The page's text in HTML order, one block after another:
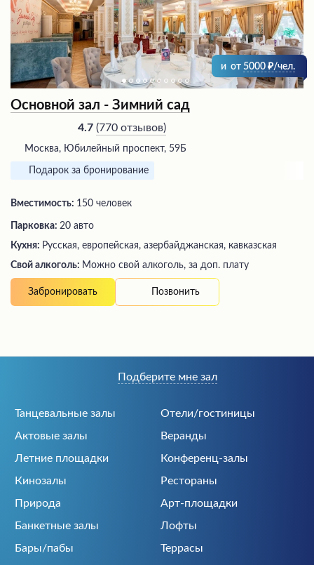
и от 5000 /чел.
Основной зал - Зимний сад
4.7 (770 отзывов)
Москва, Юбилейный проспект, 59Б
Подарок за бронирование
Вместимость: 150 человек
Парковка: 20 авто
Кухня: Русская, европейская, азербайджанская, кавказская
Свой алкоголь: Можно свой алкоголь, за доп. плату
Забронировать Позвонить
Танцевальные залы
Отели/гостиницы
Актовые залы
Веранды
Летние площадки
Конференц-залы
Кинозалы
Рестораны
Природа
Арт-площадки
Банкетные залы
Лофты
Бары/пабы
Террасы
Подберите мне зал